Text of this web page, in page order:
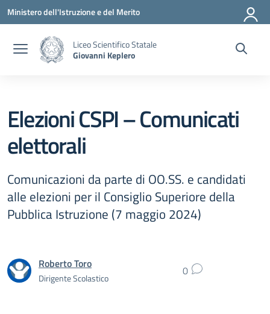
Vai ai contenuti
Vai al menu di navigazione
Vai al footer
Ministero dell'Istruzione e del Merito
Liceo Scientifico Statale
Giovanni Keplero
Elezioni CSPI – Comunicati
elettorali
Comunicazioni da parte di OO.SS. e candidati
alle elezioni per il Consiglio Superiore della
Pubblica Istruzione (7 maggio 2024)
Roberto Toro
Dirigente Scolastico 0